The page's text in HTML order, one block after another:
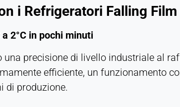
i Refrigeratori Falling Film
2°C in pochi minuti
precisione di livello industriale al
efficiente, un funzionamento
di produzione.